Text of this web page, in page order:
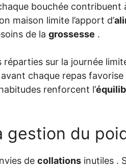
bouchée contribuent
maison limite l’apport d’
de la grossesse .
sur la journée
avant chaque repas
renforcent l’
gestion du
de collations inutiles .